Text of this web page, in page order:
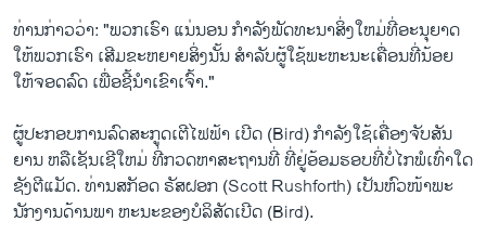
​ທ່ານ​ກ່າວ​ວ່າ: "ພວກເຮົາ ແນ່ນອນ ກຳ​ລັງພັດທະນາສິ່ງໃຫມ່ທີ່ອະນຸຍາດ
ໃຫ້ພວກເຮົາ ເສີມຂະຫຍາຍສິ່ງນັ້ນ ສໍາລັບຜູ້ໃຊ້ພະ​ຫະ​ນ​ະ​ເຄື່ອນທີ່ນ້ອຍ
ໃຫ້ຈອດລົດ ເພື່ອຊີ້ນໍາເຂົາເຈົ້າ."
ຜູ້ປະກອບການລົດ​ສະ​ກູດ​ເຕີ​ໄຟ​ຟ້າ ເບີດ (Bird) ກໍາລັງໃຊ້ເຄື່ອງ​ຈັບ​ສັນ​
ຍານ ຫລືເຊັນເຊີໃຫມ່ ທີ່ກວດຫາສະຖານທີ່ ທີ່​ຢູ່ອ້ອມ​ຮອບ​ທີ່ບໍ່ໄກພໍ​ເທົ່າ​ໃດ
ຊັງຕີແມັດ. ທ່ານ​ສ​ກັອດ ຣັ​ສ​ຝອກ (Scott Rushforth) ​ເປັນ​ຫົວໜ້າ​ພະ​
ນັກ​ງານດ້ານ​ພາ ຫະນະ​ຂອງບໍ​ລິ​ສັດເບີດ (Bird).